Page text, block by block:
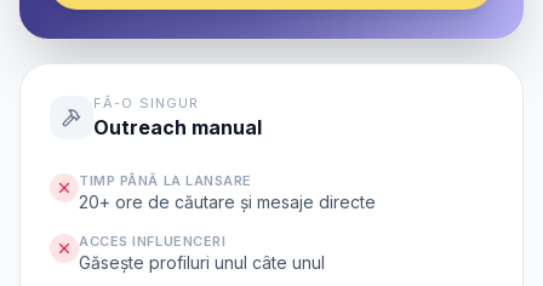
FĂ-O SINGUR
Outreach manual
TIMP PÂNĂ LA LANSARE
20+ ore de căutare și mesaje directe
ACCES INFLUENCERI
Găsește profiluri unul câte unul